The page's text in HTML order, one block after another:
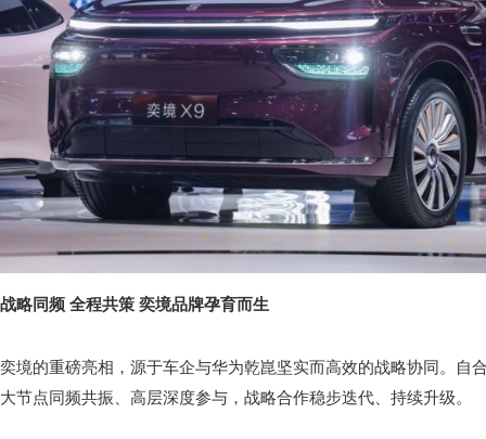
战略同频 全程共策 奕境品牌孕育而生
奕境的重磅亮相，源于车企与华为乾崑坚实而高效的战略协同。自
大节点同频共振、高层深度参与，战略合作稳步迭代、持续升级。